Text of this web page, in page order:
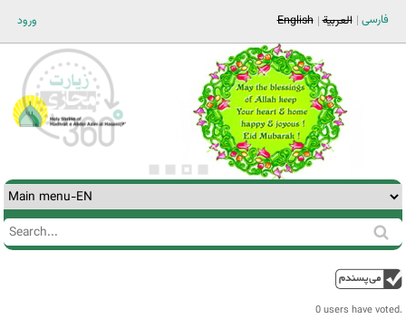
ورود فارسی العربية English
Search
Search
0 users have voted.